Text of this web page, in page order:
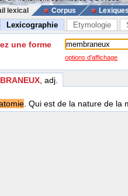
lexical Corpus
Lexicographie Etymologie
une forme
options d'affichage
, adj.
. Qui est de la nature de la